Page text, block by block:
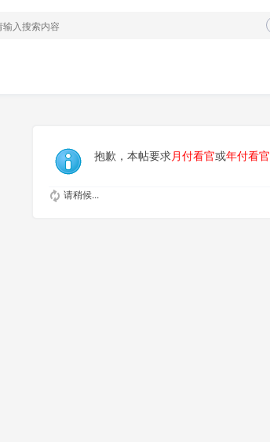
抱歉，本帖要求月付看官或年付看官
请稍候...